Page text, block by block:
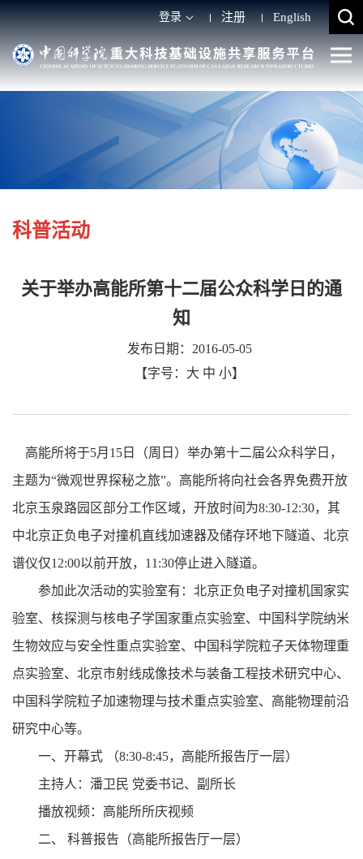
登录 注册 English
科普活动
关于举办高能所第十二届公众科学日的通
知
发布日期：2016-05-05
【字号： 大 中 小】
高能所将于5月15日（周日）举办第十二届公众科学日，
主题为“微观世界探秘之旅”。高能所将向社会各界免费开放
北京玉泉路园区部分工作区域，开放时间为8:30-12:30，其
中北京正负电子对撞机直线加速器及储存环地下隧道、北京
谱仪仅12:00以前开放，11:30停止进入隧道。
参加此次活动的实验室有：北京正负电子对撞机国家实
验室、核探测与核电子学国家重点实验室、中国科学院纳米
生物效应与安全性重点实验室、中国科学院粒子天体物理重
点实验室、北京市射线成像技术与装备工程技术研究中心、
中国科学院粒子加速物理与技术重点实验室、高能物理前沿
研究中心等。
一、开幕式 （8:30-8:45，高能所报告厅一层）
主持人：潘卫民 党委书记、副所长
播放视频：高能所所庆视频
二、 科普报告（高能所报告厅一层）